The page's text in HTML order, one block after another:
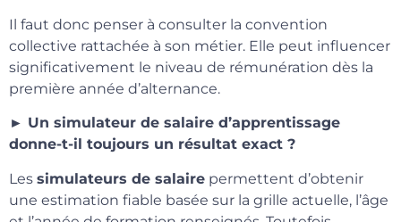
Il faut donc penser à consulter la convention
collective rattachée à son métier. Elle peut influencer
significativement le niveau de rémunération dès la
première année d’alternance.
► Un simulateur de salaire d’apprentissage
donne-t-il toujours un résultat exact ?
Les simulateurs de salaire permettent d’obtenir
une estimation fiable basée sur la grille actuelle, l’âge